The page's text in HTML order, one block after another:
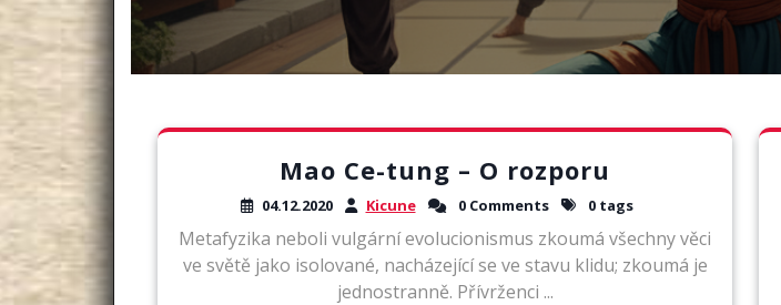
Mao Ce-tung – O rozporu
04.12.2020 Kicune 0 Comments 0 tags
Metafyzika neboli vulgární evolucionismus zkoumá všechny věci
ve světě jako isolované, nacházející se ve stavu klidu; zkoumá je
jednostranně. Přívrženci ...